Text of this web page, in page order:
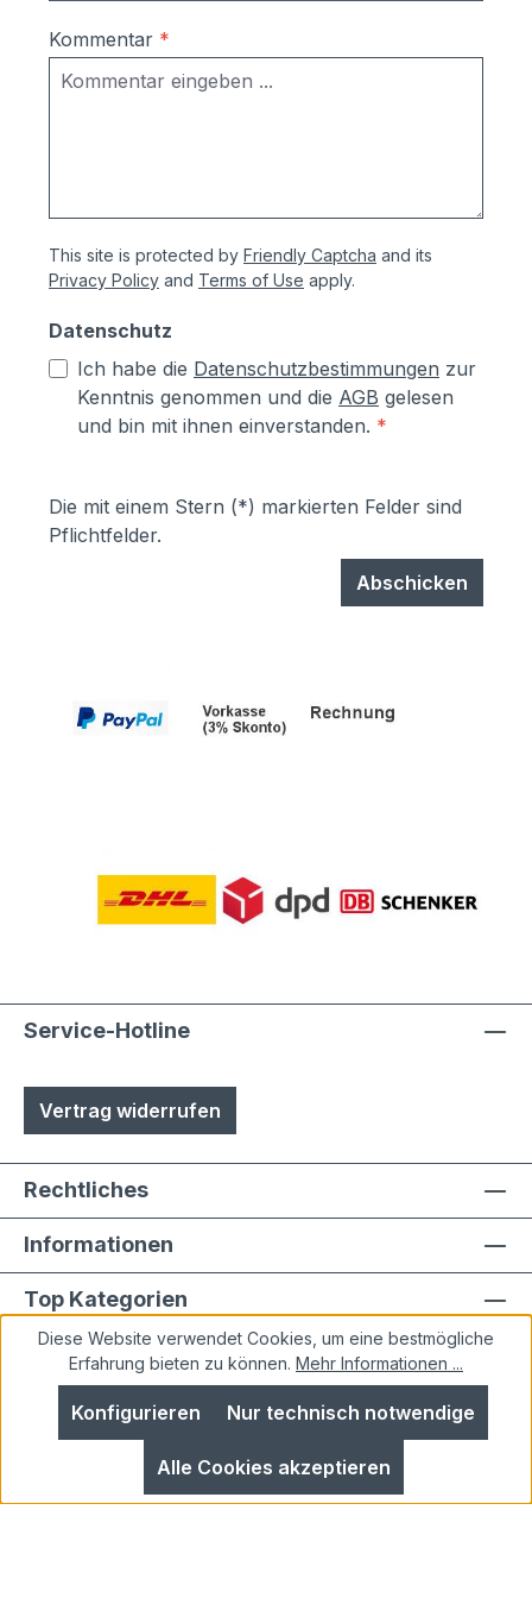
Austuasch im Falle einer Beschädigung
durch Laien möglich
Kommentar *
This site is protected by Friendly Captcha and its
Privacy Policy and Terms of Use apply.
Datenschutz
Ich habe die Datenschutzbestimmungen zur
Kenntnis genommen und die AGB gelesen
und bin mit ihnen einverstanden. *
Die mit einem Stern (*) markierten Felder sind
Pflichtfelder.
Abschicken
Service-Hotline
Vertrag widerrufen
Rechtliches
Informationen
Top Kategorien
Alle Preise inkl. gesetzl. Mehrwertsteuer zzgl.
Versandkostenund ggf. Nachnahmegebühren, wenn
nicht anders angegeben.
Diese Website verwendet Cookies, um eine bestmögliche
Erfahrung bieten zu können. Mehr Informationen ...
Nur technisch notwendige
Konfigurieren
Alle Cookies akzeptieren